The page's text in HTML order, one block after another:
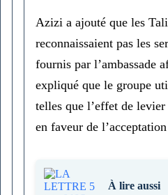
Azizi a ajouté que les
reconnaissaient pas les
fournis par l’ambassade
expliqué que le groupe
telles que l’effet de
en faveur de
À lire aussi